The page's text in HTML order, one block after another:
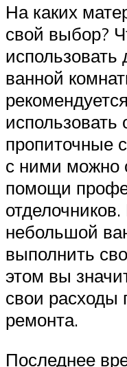
На каких
свой выбор?
использовать
ванной
пропиточные
с ними можно
помощи
небольшой
выполнить
этом вы
свои расходы
ремонта.
Последнее